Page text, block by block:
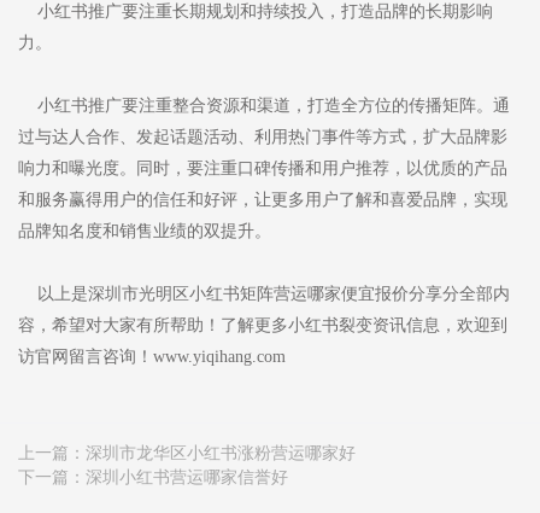
小红书推广要注重长期规划和持续投入，打造品牌的长期影响
力。
小红书推广要注重整合资源和渠道，打造全方位的传播矩阵。通
过与达人合作、发起话题活动、利用热门事件等方式，扩大品牌影
响力和曝光度。同时，要注重口碑传播和用户推荐，以优质的产品
和服务赢得用户的信任和好评，让更多用户了解和喜爱品牌，实现
品牌知名度和销售业绩的双提升。
以上是深圳市光明区小红书矩阵营运哪家便宜报价分享分全部内
容，希望对大家有所帮助！了解更多小红书裂变资讯信息，欢迎到
访官网留言咨询！www.yiqihang.com
上一篇： 深圳市龙华区小红书涨粉营运哪家好
下一篇： 深圳小红书营运哪家信誉好